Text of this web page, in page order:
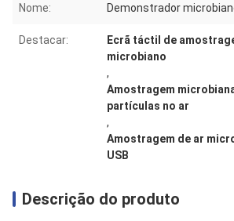
Nome: Demonstrador
Destacar:
Ecrã táctil de
microbiano
,
Amostragem
partículas no ar
,
Amostragem de ar
USB
Descrição do produto